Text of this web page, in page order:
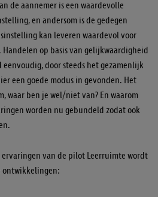
de aannemer is een waardevolle
en andersom is de gedegen
kan leveren waardevol voor
Handelen op basis van gelijkwaardigheid
door steeds het gezamenlijk
een goede modus in gevonden. Het
waar ben je wel/niet van? En waarom
worden nu gebundeld zodat ook
ervaringen van de pilot Leerruimte wordt
ontwikkelingen: